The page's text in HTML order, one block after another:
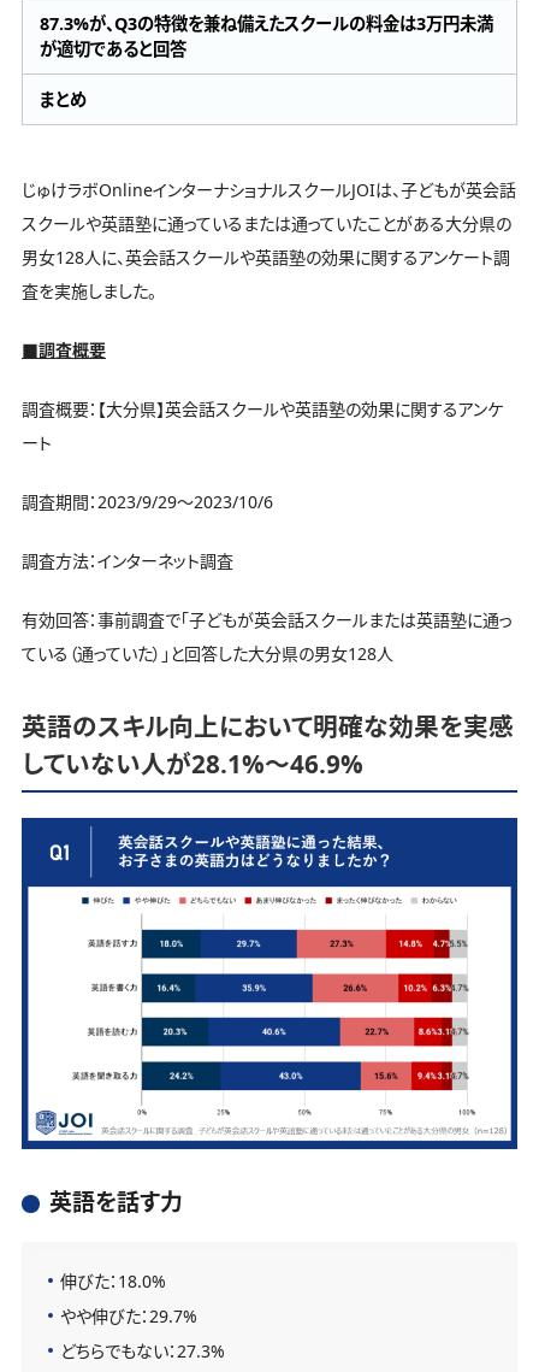
87.3%が、Q3の特徴を兼ね備えたスクールの料金は3万円未満
が適切であると回答
まとめ
じゅけラボOnlineインターナショナルスクールJOIは、子どもが英会話
スクールや英語塾に通っているまたは通っていたことがある大分県の
男女128人に、英会話スクールや英語塾の効果に関するアンケート調
査を実施しました。
■調査概要
調査概要：【大分県】英会話スクールや英語塾の効果に関するアンケ
ート
調査期間：2023/9/29～2023/10/6
調査方法：インターネット調査
有効回答：事前調査で「子どもが英会話スクールまたは英語塾に通っ
ている（通っていた）」と回答した大分県の男女128人
英語のスキル向上において明確な効果を実感
していない人が28.1%～46.9%
英語を話す力
伸びた：18.0%
やや伸びた：29.7%
どちらでもない：27.3%